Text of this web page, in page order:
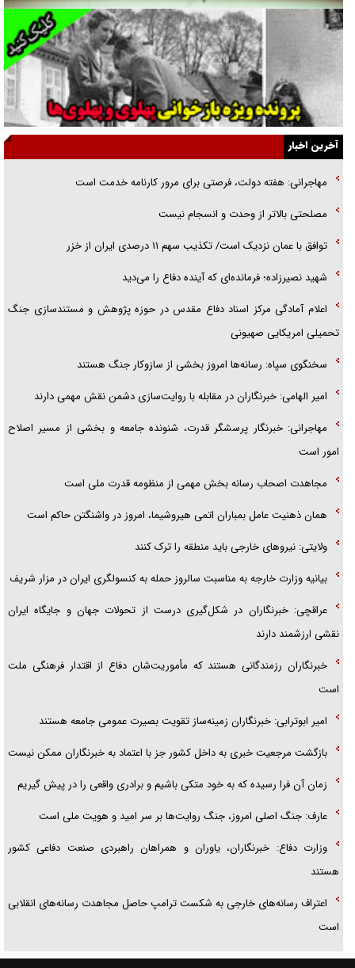
همه آقای دوربینی شده‌ایم!
قصه ناتمام سرویس مدارس
آیا مقاومت فلسطین خلع‌سلاح می‌شود؟
الگوی وحدت‌آفرین در ادراک سیاست خارجی
گفتگوی دکتر اخوان مدیرمسئول روزنامه جوان با برنامه تلویزیونی «نبرد
هرمز»
امام حسین (ع) کشته سیرت‌های عصر جاهلی شد
فریاد‌ها و ناله‌های دوستان مبارزدلم را آتش می‌زد
آخرین اخبار
مهاجرانی: هفته دولت، فرصتی برای مرور کارنامه خدمت است
مصلحتی بالاتر از وحدت و انسجام نیست
توافق با عمان نزدیک است/ تکذیب سهم ۱۱ درصدی ایران از خزر
شهید نصیرزاده؛ فرمانده‌ای که آینده دفاع را می‌دید
اعلام آمادگی مرکز اسناد دفاع مقدس در حوزه پژوهش و مستندسازی جنگ
تحمیلی امریکایی صهیونی
سخنگوی سپاه: رسانه‌ها امروز بخشی از سازوکار جنگ هستند
امیر الهامی: خبرنگاران در مقابله با روایت‌سازی دشمن نقش مهمی دارند
مهاجرانی: خبرنگار پرسشگر قدرت، شنونده جامعه و بخشی از مسیر اصلاح
امور است
مجاهدت اصحاب رسانه بخش مهمی از منظومه قدرت ملی است
همان ذهنیت عامل بمباران اتمی هیروشیما، امروز در واشنگتن حاکم است
ولایتی: نیروهای خارجی باید منطقه را ترک کنند
بیانیه وزارت خارجه به مناسبت سالروز حمله به کنسولگری ایران در مزار شریف
عراقچی: خبرنگاران در شکل‌گیری درست از تحولات جهان و جایگاه ایران
نقشی ارزشمند دارند
خبرنگاران رزمندگانی هستند که مأموریت‌شان دفاع از اقتدار فرهنگی ملت
است
امیر ابوترابی: خبرنگاران زمینه‌ساز تقویت بصیرت عمومی جامعه هستند
بازگشت مرجعیت خبری به داخل کشور جز با اعتماد به خبرنگاران ممکن نیست
زمان آن فرا رسیده که به خود متکی باشیم و برادری واقعی را در پیش گیریم
عارف: جنگ اصلی امروز، جنگ روایت‌ها بر سر امید و هویت ملی است
وزارت دفاع: خبرنگاران، یاوران و همراهان راهبردی صنعت دفاعی کشور
هستند
اعتراف رسانه‌های خارجی به شکست ترامپ حاصل مجاهدت رسانه‌های انقلابی
است